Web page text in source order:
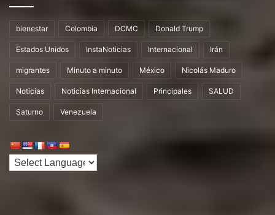
bienestar Colombia DCMC Donald Trump
Estados Unidos InstaNoticias Internacional Irán
migrantes Minuto a minuto México Nicolás Maduro
Noticias Noticias Internacional Principales SALUD
Saturno Venezuela